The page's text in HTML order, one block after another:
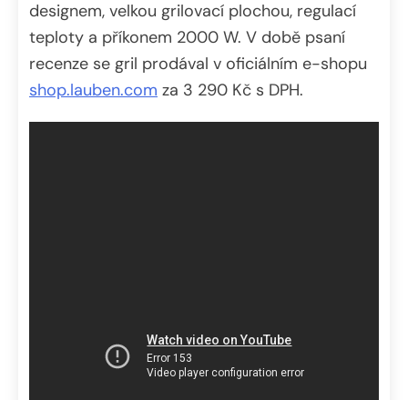
designem, velkou grilovací plochou, regulací
teploty a příkonem 2000 W. V době psaní
recenze se gril prodával v oficiálním e-shopu
shop.lauben.com za 3 290 Kč s DPH.